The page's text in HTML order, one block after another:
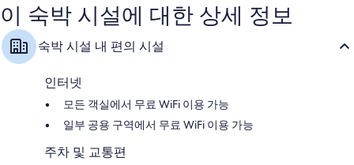
륭
해
요,
이
용
이 숙박 시설에 대한 상세 정보
숙박 시설 내 편의 시설
인터넷
모든 객실에서 무료 WiFi 이용 가능
일부 공용 구역에서 무료 WiFi 이용 가능
주차 및 교통편